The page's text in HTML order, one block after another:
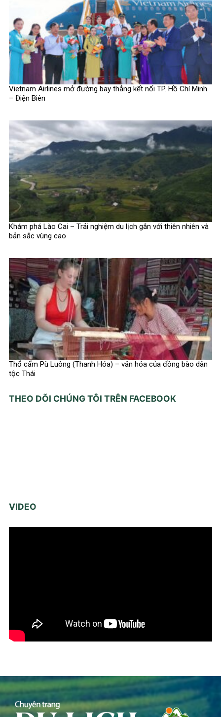
Vietnam Airlines mở đường bay thẳng kết nối TP. Hồ Chí Minh
– Điện Biên
Khám phá Lào Cai – Trải nghiệm du lịch gắn với thiên nhiên và
bản sắc vùng cao
Thổ cẩm Pù Luông (Thanh Hóa) – văn hóa của đồng bào dân
tộc Thái
THEO DÕI CHÚNG TÔI TRÊN FACEBOOK
VIDEO